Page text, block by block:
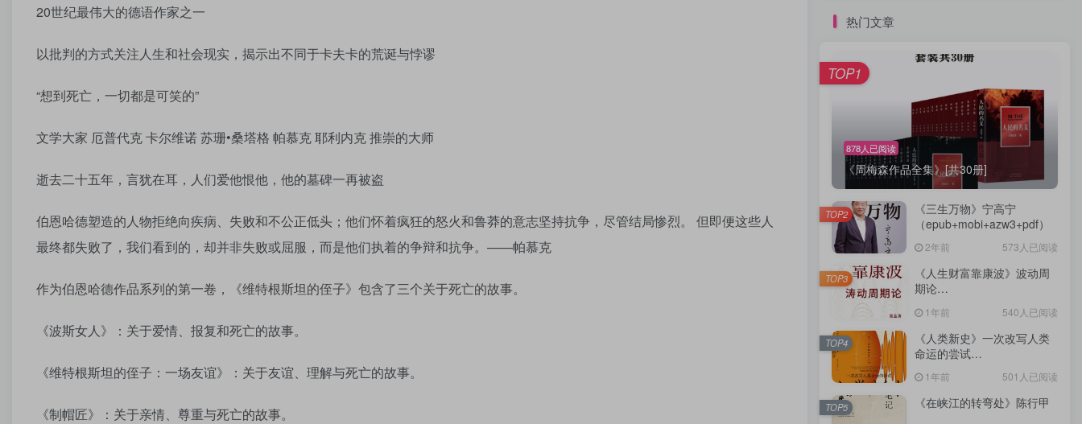
20世纪最伟大的德语作家之一
以批判的方式关注人生和社会现实，揭示出不同于卡夫卡的荒诞与悖谬
“想到死亡，一切都是可笑的”
文学大家 厄普代克 卡尔维诺 苏珊•桑塔格 帕慕克 耶利内克 推崇的大师
逝去二十五年，言犹在耳，人们爱他恨他，他的墓碑一再被盗
伯恩哈德塑造的人物拒绝向疾病、失败和不公正低头；他们怀着疯狂的怒火和鲁莽的意志坚持抗争，尽管结局惨烈。 但即便这些人
最终都失败了，我们看到的，却并非失败或屈服，而是他们执着的争辩和抗争。——帕慕克
作为伯恩哈德作品系列的第一卷，《维特根斯坦的侄子》包含了三个关于死亡的故事。
《波斯女人》：关于爱情、报复和死亡的故事。
《维特根斯坦的侄子：一场友谊》：关于友谊、理解与死亡的故事。
《制帽匠》：关于亲情、尊重与死亡的故事。
热门文章
878人已阅读
《周梅森作品全集》[共30册]
TOP1
《三生万物》宁高宁
（epub+mobi+azw3+pdf）
2年前 573人已阅读
TOP2
《人生财富靠康波》波动周
期论
1年前 540人已阅读
TOP3
《人类新史》一次改写人类
命运的尝试
1年前 501人已阅读
TOP4
《在峡江的转弯处》陈行甲
TOP5